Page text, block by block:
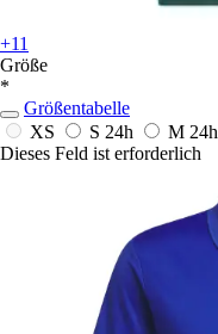
+11
Größe
*
Größentabelle
XS
S 24h M 24h
Dieses Feld ist erforderlich